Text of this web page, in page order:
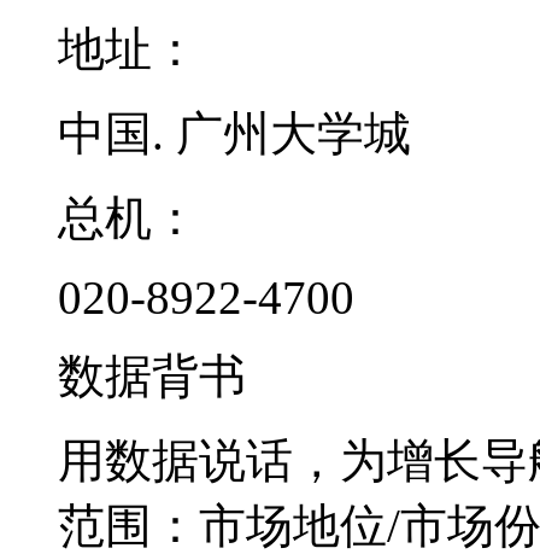
地址：
中国. 广州大学城
总机：
020-8922-4700
数据背书
用数据说话，为增长导
范围：市场地位/市场